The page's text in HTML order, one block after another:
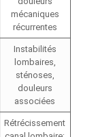
mécaniques
récurrentes
Instabilités
lombaires,
sténoses,
douleurs
associées
Rétrécissement